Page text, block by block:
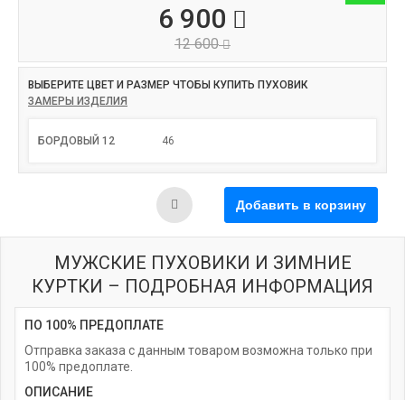
6 900
12 600
ВЫБЕРИТЕ ЦВЕТ И РАЗМЕР ЧТОБЫ КУПИТЬ ПУХОВИК
ЗАМЕРЫ ИЗДЕЛИЯ
БОРДОВЫЙ 12 46
МУЖСКИЕ ПУХОВИКИ И ЗИМНИЕ
КУРТКИ – ПОДРОБНАЯ ИНФОРМАЦИЯ
ПО 100% ПРЕДОПЛАТЕ
Отправка заказа с данным товаром возможна только при
100% предоплате.
ОПИСАНИЕ